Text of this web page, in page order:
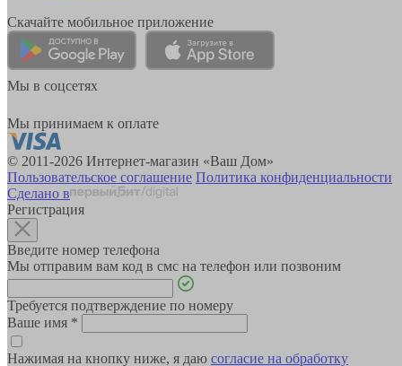
Скачайте мобильное приложение
Мы в соцсетях
Мы принимаем к оплате
© 2011-2026 Интернет-магазин «Ваш Дом»
Пользовательское соглашение Политика конфиденциальности
Сделано в
Регистрация
Введите номер телефона
Мы отправим вам код в смс на телефон или позвоним
Требуется подтверждение по номеру
Ваше имя *
Нажимая на кнопку ниже, я даю согласие на обработку